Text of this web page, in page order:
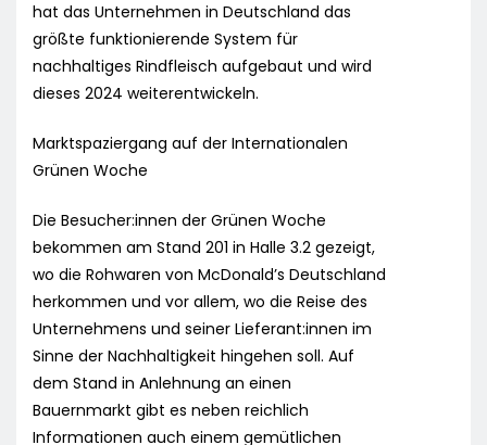
hat das Unternehmen in Deutschland das
größte funktionierende System für
nachhaltiges Rindfleisch aufgebaut und wird
dieses 2024 weiterentwickeln.
Marktspaziergang auf der Internationalen
Grünen Woche
Die Besucher:innen der Grünen Woche
bekommen am Stand 201 in Halle 3.2 gezeigt,
wo die Rohwaren von McDonald’s Deutschland
herkommen und vor allem, wo die Reise des
Unternehmens und seiner Lieferant:innen im
Sinne der Nachhaltigkeit hingehen soll. Auf
dem Stand in Anlehnung an einen
Bauernmarkt gibt es neben reichlich
Informationen auch einem gemütlichen